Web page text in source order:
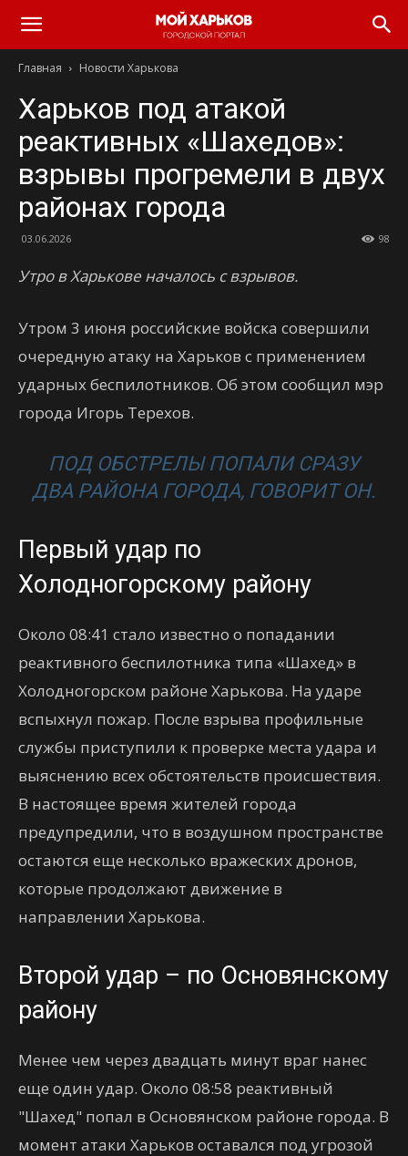
Главная Новости Харькова
Харьков под атакой
реактивных «Шахедов»:
взрывы прогремели в двух
районах города
03.06.2026 98
Утро в Харькове началось с взрывов.
Утром 3 июня российские войска совершили
очередную атаку на Харьков с применением
ударных беспилотников. Об этом сообщил мэр
города Игорь Терехов.
ПОД ОБСТРЕЛЫ ПОПАЛИ СРАЗУ
ДВА РАЙОНА ГОРОДА, ГОВОРИТ ОН.
Первый удар по
Холодногорскому району
Около 08:41 стало известно о попадании
реактивного беспилотника типа «Шахед» в
Холодногорском районе Харькова. На ударе
вспыхнул пожар. После взрыва профильные
службы приступили к проверке места удара и
выяснению всех обстоятельств происшествия.
В настоящее время жителей города
предупредили, что в воздушном пространстве
остаются еще несколько вражеских дронов,
которые продолжают движение в
направлении Харькова.
Второй удар – по Основянскому
району
Менее чем через двадцать минут враг нанес
еще один удар. Около 08:58 реактивный
"Шахед" попал в Основянском районе города. В
момент атаки Харьков оставался под угрозой